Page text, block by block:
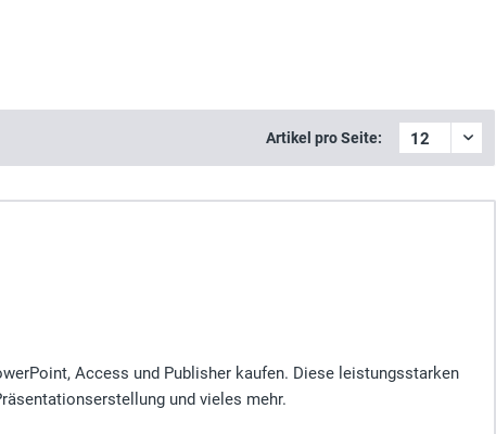
Artikel pro Seite:
Access und Publisher kaufen. Diese leistungsstarken
und vieles mehr.